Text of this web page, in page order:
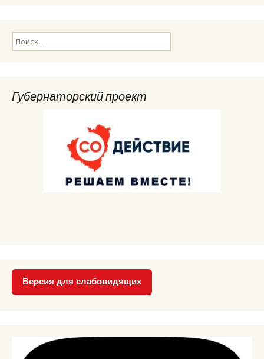
Найти:
Губернаторский проект
Версия для слабовидящих